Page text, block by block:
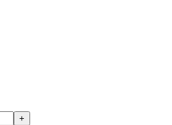
+